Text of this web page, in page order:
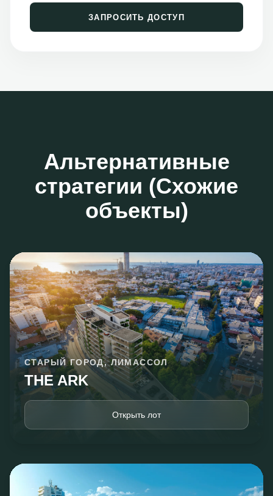
ЗАПРОСИТЬ ДОСТУП
Альтернативные
стратегии (Схожие
объекты)
СТАРЫЙ ГОРОД, ЛИМАССОЛ
THE ARK
Открыть лот